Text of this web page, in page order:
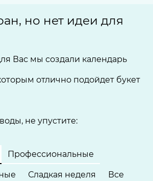
но нет идеи для
Вас мы создали календарь
отлично подойдет букет
не упустите:
Профессиональные
Сладкая неделя Все